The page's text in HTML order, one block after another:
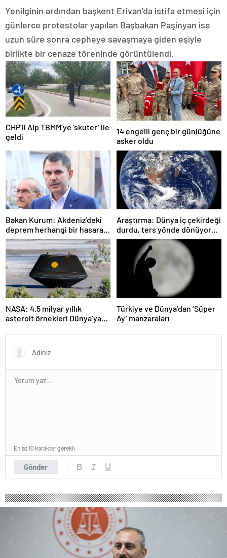
Yenilginin ardından başkent Erivan’da istifa etmesi için
günlerce protestolar yapılan Başbakan Paşinyan ise
uzun süre sonra cepheye savaşmaya giden eşiyle
birlikte bir cenaze töreninde görüntülendi.
CHP’li Alp TBMM’ye ‘skuter’ ile
geldi
14 engelli genç bir günlüğüne
asker oldu
Bakan Kurum: Akdeniz’deki
deprem herhangi bir hasara
neden olmadı
Araştırma: Dünya iç çekirdeği
durdu, ters yönde dönüyor
olabilir
NASA: 4.5 milyar yıllık
asteroit örnekleri Dünya’ya
başlangıcına ışık tutabilir
Türkiye ve Dünya’dan ‘Süper
Ay’ manzaraları
Gönder
En az 10 karakter gerekli